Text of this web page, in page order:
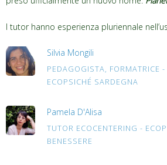
I tutor hanno esperienza pluriennale
Silvia Mongili
PEDAGOGISTA, FORMATRICE
ECOPSICHÉ SARDEGNA
Pamela D'Alisa
TUTOR ECOCENTERING -
BENESSERE